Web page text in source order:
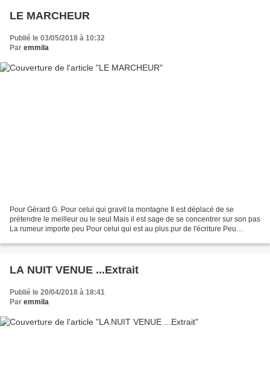
LE MARCHEUR
Publié le 03/05/2018 à 10:32
Par emmila
Pour Gérard G. Pour celui qui gravit la montagne Il est déplacé de se
prétendre le meilleur ou le seul Mais il est sage de se concentrer sur son pas
La rumeur importe peu Pour celui qui est au plus pur de l'écriture Peu
LA NUIT VENUE ...Extrait
Publié le 20/04/2018 à 18:41
Par emmila